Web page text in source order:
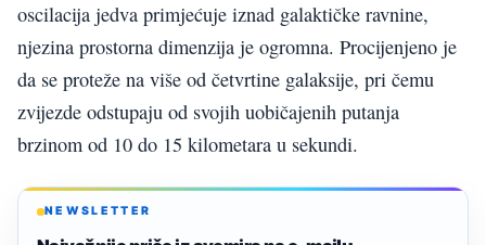
oscilacija jedva primjećuje iznad galaktičke ravnine,
njezina prostorna dimenzija je ogromna. Procijenjeno je
da se proteže na više od četvrtine galaksije, pri čemu
zvijezde odstupaju od svojih uobičajenih putanja
brzinom od 10 do 15 kilometara u sekundi.
NEWSLETTER